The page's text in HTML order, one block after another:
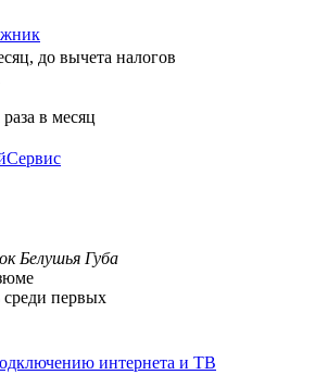
до вычета налогов
в месяц
Белушья Губа
первых
интернета и ТВ